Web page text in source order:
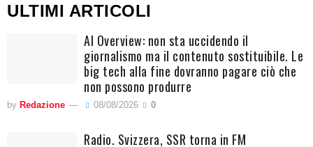
ULTIMI ARTICOLI
AI Overview: non sta uccidendo il
giornalismo ma il contenuto sostituibile. Le
big tech alla fine dovranno pagare ciò che
non possono produrre
by Redazione 08/08/2026 0
Radio. Svizzera, SSR torna in FM